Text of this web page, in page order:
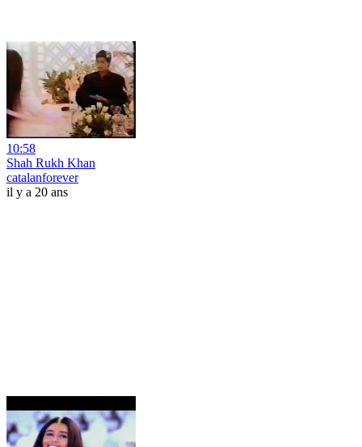
10:58
Shah Rukh Khan
catalanforever
il y a 20 ans